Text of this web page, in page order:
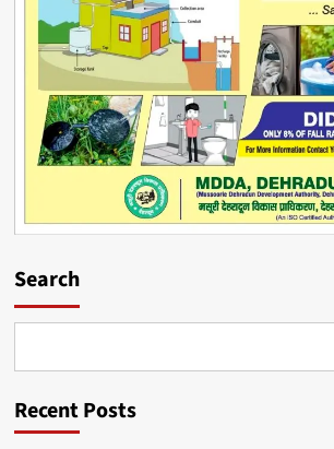
Search
Recent Posts